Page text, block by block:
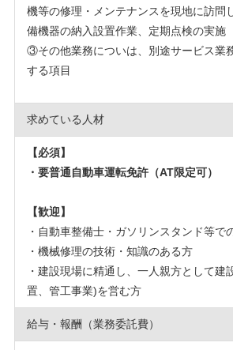
機等の修理・メンテナンスを現地に訪問
備機器の納入設置作業、定期点検の実施
③その他業務についは、別途サービス業
する項目
求めている人材
【必須】
・要普通自動車運転免許（AT限定可）
【歓迎】
・自動車整備士・ガソリンスタンド等で
・機械修理の技術・知識のある方
・建設現場に精通し、一人親方として建
置、管工事業)を営む方
給与・報酬（業務委託費）